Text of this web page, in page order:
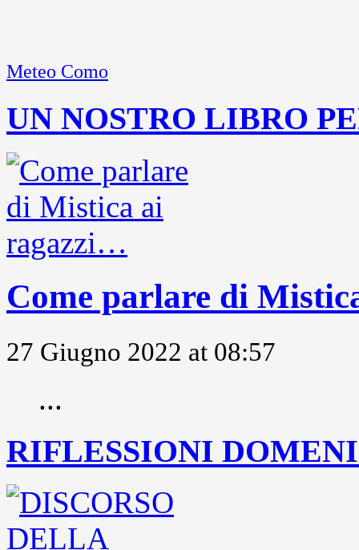
Meteo Como
UN NOSTRO LIBRO
Come parlare di
27 Giugno 2022 at 08:57
...
RIFLESSIONI